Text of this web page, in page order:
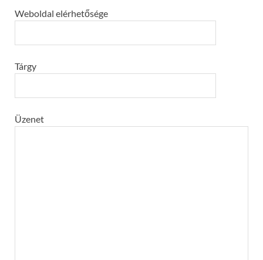
Weboldal elérhetősége
Tárgy
Üzenet